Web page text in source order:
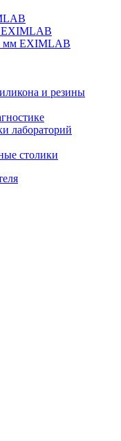
EXIMLAB
мм EXIMLAB
и резины
лабораторий
столики